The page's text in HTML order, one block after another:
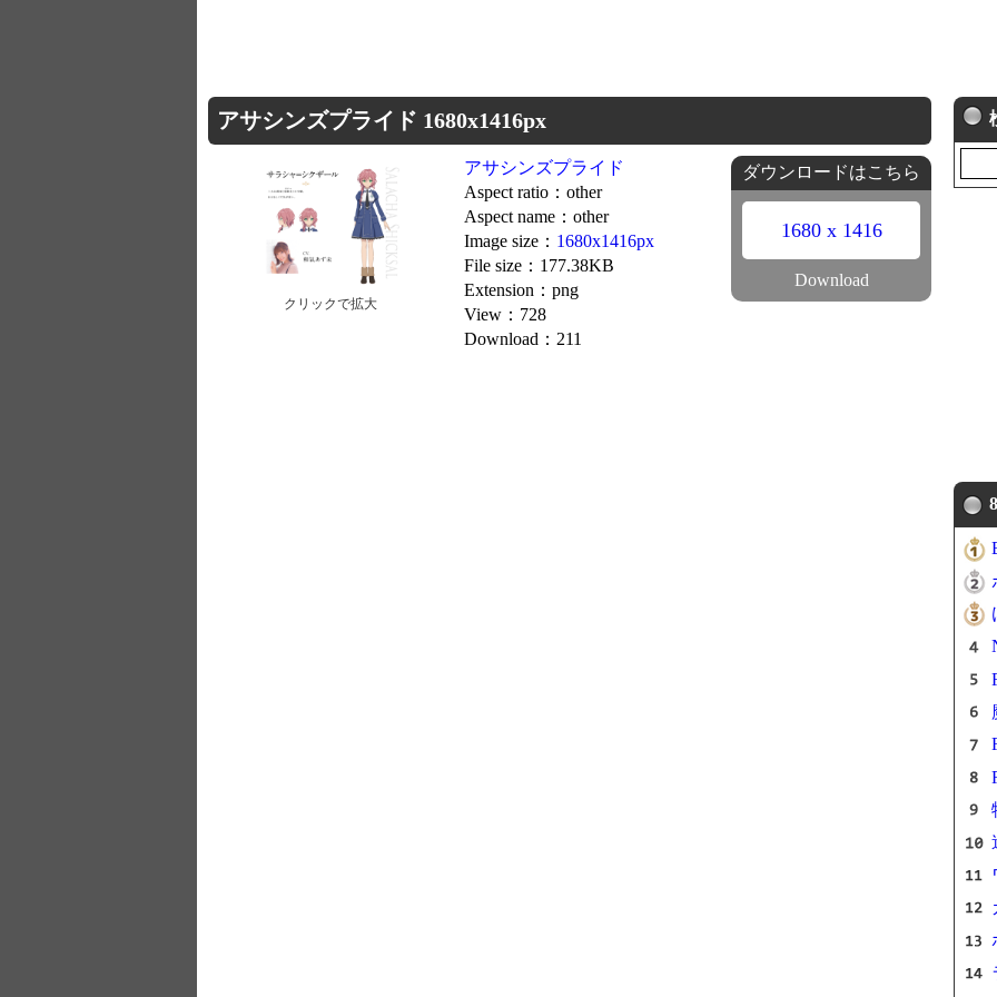
アサシンズプライド 1680x1416px
クリックで拡大
アサシンズプライド
Aspect ratio：other
Aspect name：other
Image size： 1680x1416px
File size：177.38KB
Extension：png
View：728
Download：211
ダウンロードはこちら
1680 x 1416
Download